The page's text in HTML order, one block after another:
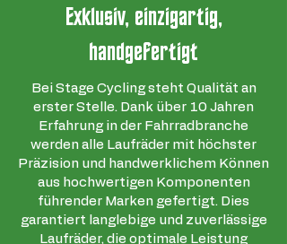
Radgröße
29"
Einfügebreite
12 x 148
mm
Anzahl der
Speichen
24
Speichen
Speichenart
Sapim CX-
Ray
Nabe
ZM2 SL
Felgenmaterial
Kohlenstoff
Radgröße
29"
Einfügebreite
15 x 110
mm
Anzahl der
Speichen
24
Speichen
Exklusiv, einzigartig,
handgefertigt
Bei Stage Cycling steht Qualität an
erster Stelle. Dank über 10 Jahren
Erfahrung in der Fahrradbranche
werden alle Laufräder mit höchster
Präzision und handwerklichem Können
aus hochwertigen Komponenten
führender Marken gefertigt. Dies
garantiert langlebige und zuverlässige
Laufräder, die optimale Leistung